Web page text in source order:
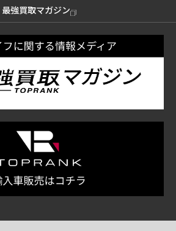
最強買取マガジン